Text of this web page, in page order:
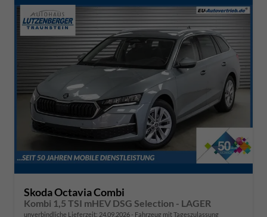
Skoda Octavia Combi
Kombi 1,5 TSI mHEV DSG Selection - LAGER
unverbindliche Lieferzeit: 24.09.2026 Fahrzeug mit Tageszulassung